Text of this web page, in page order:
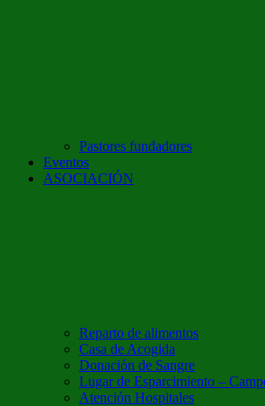
Pastores fundadores
Eventos
ASOCIACIÓN
Reparto de alimentos
Casa de Acogida
Donación de Sangre
Lugar de Esparcimiento –
Atención Hospitales